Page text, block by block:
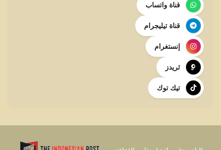
قناة واتساب
قناة تيليجرام
إنستغرام
ثريدز
تيك توك